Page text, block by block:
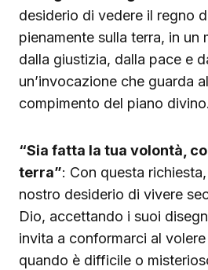
desiderio di vedere il regno
pienamente sulla terra, in un
dalla giustizia, dalla pace e
un’invocazione che guarda
compimento del piano divino.
“Sia fatta la tua volontà,
terra”: Con questa
nostro desiderio di vivere
Dio, accettando i suoi
invita a conformarci al
quando è difficile o